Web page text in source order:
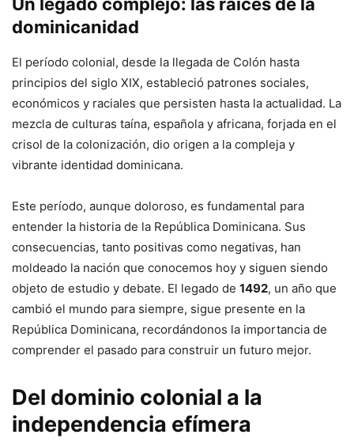
Un legado complejo: las raíces de la
dominicanidad
El período colonial, desde la llegada de Colón hasta
principios del siglo XIX, estableció patrones sociales,
económicos y raciales que persisten hasta la actualidad. La
mezcla de culturas taína, española y africana, forjada en el
crisol de la colonización, dio origen a la compleja y
vibrante identidad dominicana.
Este período, aunque doloroso, es fundamental para
entender la historia de la República Dominicana. Sus
consecuencias, tanto positivas como negativas, han
moldeado la nación que conocemos hoy y siguen siendo
objeto de estudio y debate. El legado de 1492, un año que
cambió el mundo para siempre, sigue presente en la
República Dominicana, recordándonos la importancia de
comprender el pasado para construir un futuro mejor.
Del dominio colonial a la
independencia efímera